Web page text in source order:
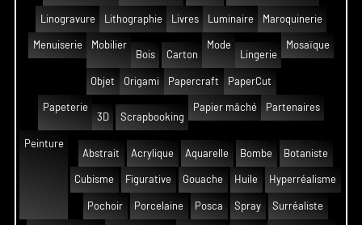
Linogravure Lithographie Livres Luminaire Maroquinerie
Menuiserie
Mobilier
Bois
Carton
Mode
Lingerie
Mosaïque
Objet Origami Papercraft PaperCut
Papeterie
3D
Scrapbooking
Papier mâché Partenaires
Peinture
Abstrait
Acrylique Aquarelle Bombe Botaniste
Cubisme Figurative Gouache Huile Hyperréalisme
Pochoir Porcelaine Posca Spray Surréaliste